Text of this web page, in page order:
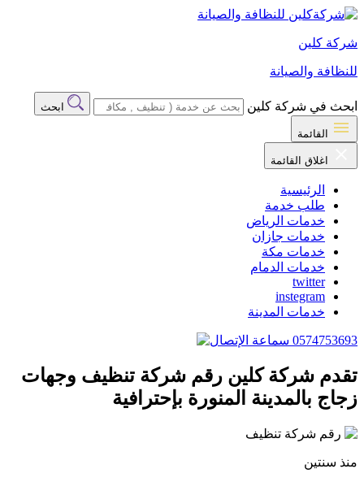
شركة كلين
للنظافة والصيانة
ابحث في شركة كلين ابحث
القائمة
اغلاق القائمة
الرئيسية
طلب خدمة
خدمات الرياض
خدمات جازان
خدمات مكة
خدمات الدمام
twitter
instegram
خدمات المدينة
0574753693
تقدم شركة كلين رقم شركة تنظيف وجهات
زجاج بالمدينة المنورة بإحترافية
منذ سنتين